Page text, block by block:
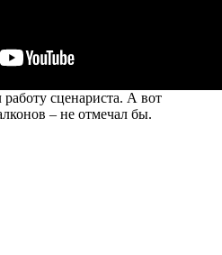
сценариста. А вот
– не отмечал бы.